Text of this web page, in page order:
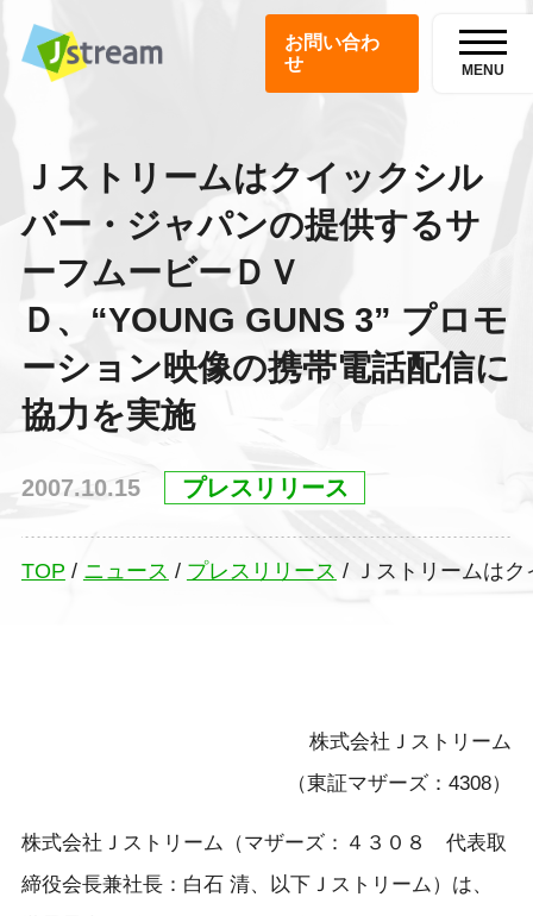
お問い合わ
せ
MENU
Ｊストリームはクイックシル
バー・ジャパンの提供するサ
ーフムービーＤＶ
Ｄ、“YOUNG GUNS 3” プロモ
ーション映像の携帯電話配信に
協力を実施
2007.10.15 プレスリリース
TOP / ニュース / プレスリリース / Ｊストリームは
株式会社Ｊストリーム
（東証マザーズ：4308）
株式会社Ｊストリーム（マザーズ：４３０８ 代表取
締役会長兼社長：白石 清、以下Ｊストリーム）は、